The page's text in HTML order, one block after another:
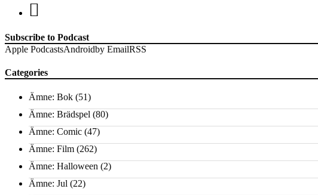
Subscribe to Podcast
Apple PodcastsAndroidby EmailRSS
Categories
Ämne: Bok (51)
Ämne: Brädspel (80)
Ämne: Comic (47)
Ämne: Film (262)
Ämne: Halloween (2)
Ämne: Jul (22)